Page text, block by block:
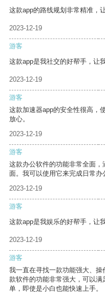
这款app的路线规划非常精准，
2023-12-19
游客
这款app是我社交的好帮手，让
2023-12-19
游客
这款加速器app的安全性很高，
放心。
2023-12-19
游客
这款办公软件的功能非常全面
面。我可以使用它来完成日常办
2023-12-19
游客
这款app是我娱乐的好帮手，让
2023-12-19
游客
我一直在寻找一款功能强大、
款软件的功能非常强大，可以
单，即使是小白也能快速上手。